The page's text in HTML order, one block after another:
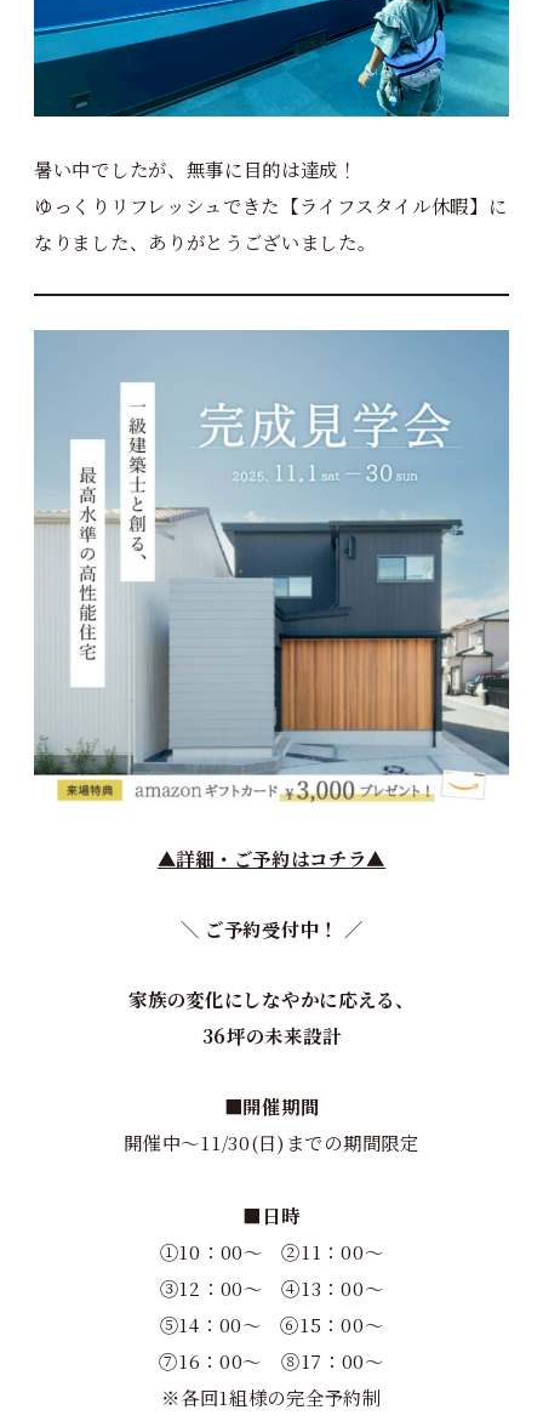
暑い中でしたが、無事に目的は達成！
ゆっくりリフレッシュできた【ライフスタイル休暇】に
なりました、ありがとうございました。
▲詳細・ご予約はコチラ▲
＼ ご予約受付中！ ／
家族の変化にしなやかに応える、
36坪の未来設計
■開催期間
開催中～11/30(日)までの期間限定
■日時
①10：00～ ②11：00～
③12：00～ ④13：00～
⑤14：00～ ⑥15：00～
⑦16：00～ ⑧17：00～
※各回1組様の完全予約制